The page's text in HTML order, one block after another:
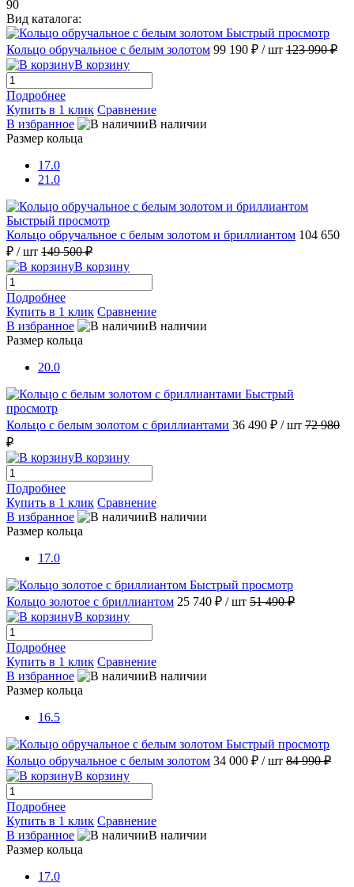
90
Вид каталога:
Быстрый просмотр
Кольцо обручальное с белым золотом 99 190 ₽ / шт 123 990 ₽
В корзину
Подробнее
Купить в 1 клик Сравнение
В избранное
В наличии
Размер кольца
17.0
21.0
Быстрый просмотр
Кольцо обручальное с белым золотом и бриллиантом 104 650
₽ / шт 149 500 ₽
В корзину
Подробнее
Купить в 1 клик Сравнение
В избранное
В наличии
Размер кольца
20.0
Быстрый
просмотр
Кольцо с белым золотом с бриллиантами 36 490 ₽ / шт 72 980
₽
В корзину
Подробнее
Купить в 1 клик Сравнение
В избранное
В наличии
Размер кольца
17.0
Быстрый просмотр
Кольцо золотое с бриллиантом 25 740 ₽ / шт 51 490 ₽
В корзину
Подробнее
Купить в 1 клик Сравнение
В избранное
В наличии
Размер кольца
16.5
Быстрый просмотр
Кольцо обручальное с белым золотом 34 000 ₽ / шт 84 990 ₽
В корзину
Подробнее
Купить в 1 клик Сравнение
В избранное
В наличии
Размер кольца
17.0